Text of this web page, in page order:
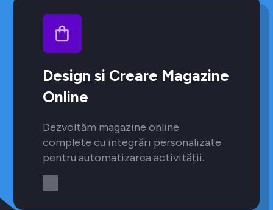
Design si Creare Magazine
Online
Dezvoltăm magazine online
complete cu integrări personalizate
pentru automatizarea activității.